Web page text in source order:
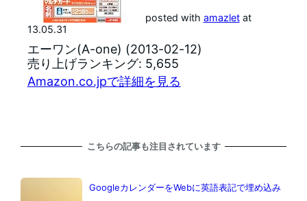
posted with amazletat
13.05.31
エーワン(A-one) (2013-02-12)
売り上げランキング: 5,655
Amazon.co.jpで詳細を見る
こちらの記事も注目されています
GoogleカレンダーをWebに英語表記で埋め込み